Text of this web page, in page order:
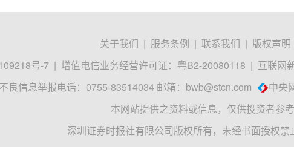
关于我们 | 服务条例 | 联系我们 | 版权声明
号-7 | 增值电信业务经营许可证：粤B2-20080118 | 互联网
良信息举报电话：0755-83514034 邮箱： bwb@stcn.com 中央
本网站提供之资料或信息，仅供投资者参
深圳证券时报社有限公司版权所有，未经书面授权禁